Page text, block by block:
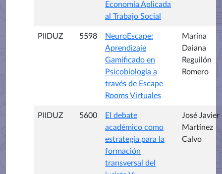
Economía Aplicada
al Trabajo Social
PIIDUZ 5598
NeuroEscape:
Aprendizaje
Gamificado en
Psicobiología a
través de Escape
Rooms Virtuales
Marina
Daiana
Reguilón
Romero
PIIDUZ 5600
El debate
académico como
estrategia para la
formación
transversal del
José Javier
Martínez
Calvo